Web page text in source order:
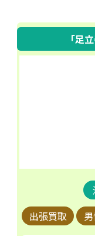
「足
出張買取